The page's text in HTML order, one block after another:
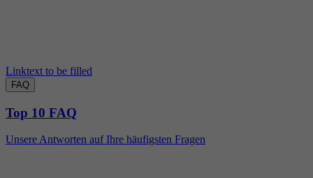
Linktext to be filled
FAQ
Top 10 FAQ
Unsere Antworten auf Ihre häufigsten Fragen